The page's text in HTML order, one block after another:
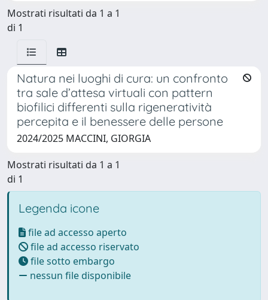
Mostrati risultati da 1 a 1
di 1
Natura nei luoghi di cura: un confronto
tra sale d’attesa virtuali con pattern
biofilici differenti sulla rigeneratività
percepita e il benessere delle persone
2024/2025 MACCINI, GIORGIA
Mostrati risultati da 1 a 1
di 1
Legenda icone
file ad accesso aperto
file ad accesso riservato
file sotto embargo
nessun file disponibile